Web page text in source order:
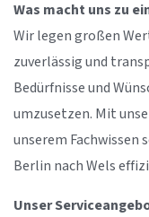
Was macht uns zu
Wir legen großen
zuverlässig und
Bedürfnisse und
umzusetzen. Mit
unserem Fachwissen
Berlin nach Wels
Unser